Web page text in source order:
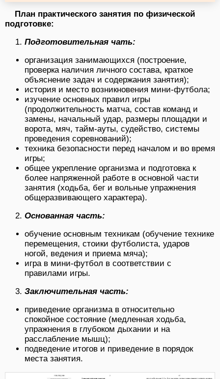
План практического занятия по физической
подготовке:
Подготовительная чать:
организация занимающихся (построение,
проверка наличия личного состава, краткое
объяснение задач и содержания занятия);
история и место возникновения мини-футбола;
изучение основных правил игры
(продолжительность матча, состав команд и
замены, начальный удар, размеры площадки и
ворота, мяч, тайм-ауты, судейство, системы
проведения соревнований);
техника безопасности перед началом и во время
игры;
общее укрепление организма и подготовка к
более напряженной работе в основной части
занятия (ходьба, бег и вольные упражнения
общеразвивающего характера).
Основанная часть:
обучение основным техникам (обучение технике
перемещения, стоики футболиста, ударов
ногой, ведения и приема мяча);
игра в мини-футбол в соответствии с
правилами игры.
Заключительная часть:
приведение организма в относительно
спокойное состояние (медленная ходьба,
упражнения в глубоком дыхании и на
расслабление мышц);
подведение итогов и приведение в порядок
места занятия.